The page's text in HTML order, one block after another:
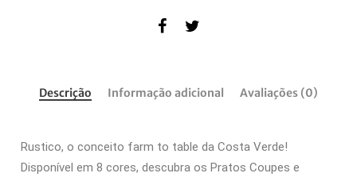
Descrição Informação adicional Avaliações (0)
Rustico, o conceito farm to table da Costa Verde!
Disponível em 8 cores, descubra os Pratos Coupes e